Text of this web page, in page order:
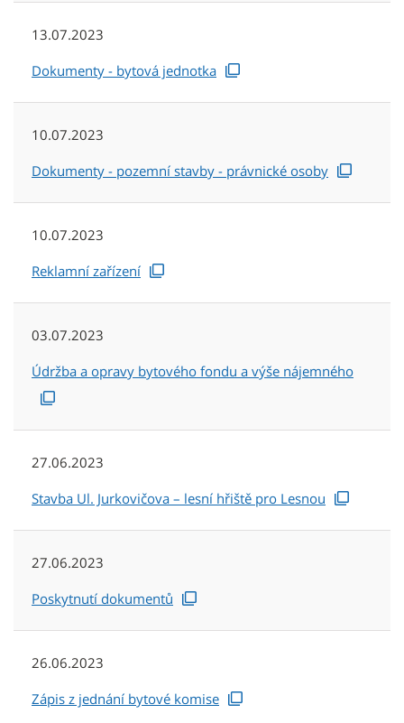
13.07.2023
Dokumenty - bytová jednotka
10.07.2023
Dokumenty - pozemní stavby - právnické osoby
10.07.2023
Reklamní zařízení
03.07.2023
Údržba a opravy bytového fondu a výše nájemného
27.06.2023
Stavba Ul. Jurkovičova – lesní hřiště pro Lesnou
27.06.2023
Poskytnutí dokumentů
26.06.2023
Zápis z jednání bytové komise